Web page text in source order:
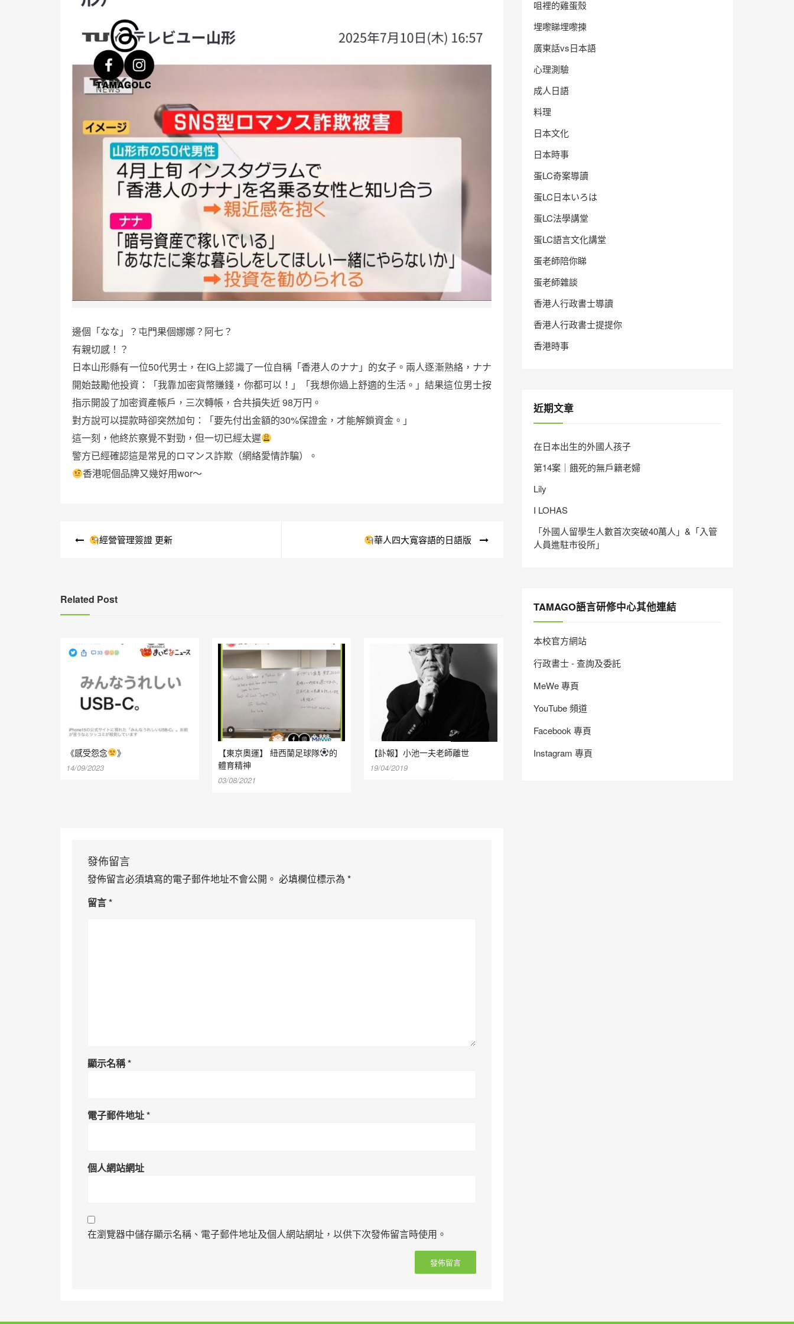
邊個「なな」？屯門果個娜娜？阿七？
有親切感！？
日本山形縣有一位50代男士，在IG上認識了一位自稱「香港人のナナ」的女子。兩人逐漸熟絡，ナナ
開始鼓勵他投資：「我靠加密貨幣賺錢，你都可以！」「我想你過上舒適的生活。」結果這位男士按
指示開設了加密資產帳戶，三次轉帳，合共損失近 98万円。
對方說可以提款時卻突然加句：「要先付出金額的30%保證金，才能解鎖資金。」
這一刻，他終於察覺不對勁，但一切已經太遲
警方已經確認這是常見的ロマンス詐欺（網絡愛情詐騙）。
香港呢個品牌又幾好用wor～
經營管理簽證 更新 華人四大寬容語的日語版
Related Post
《感受怨念 》
14/09/2023
【東京奧運】 紐西蘭足球隊
的
體育精神
03/08/2021
【訃報】小池一夫老師離世
19/04/2019
發佈留言
發佈留言必須填寫的電子郵件地址不會公開。 必填欄位標示為 *
留言*
顯示名稱*
電子郵件地址*
個人網站網址
在瀏覽器中儲存顯示名稱、電子郵件地址及個人網站網址，以供下次發佈留言時使用。
咀裡的雞蛋殼
埋嚟睇埋嚟揀
廣東話vs日本語
心理測驗
成人日語
料理
日本文化
日本時事
蛋LC奇案導讀
蛋LC日本いろは
蛋LC法學講堂
蛋LC語言文化講堂
蛋老師陪你睇
蛋老師雜談
香港人行政書士導讀
香港人行政書士提提你
香港時事
近期文章
在日本出生的外國人孩子
第14案｜餓死的無戶籍老婦
Lily
I LOHAS
「外國人留學生人數首次突破40萬人」&「入管
人員進駐市役所」
TAMAGO語言研修中心其他連結
本校官方網站
行政書士 - 查詢及委託
MeWe 專頁
YouTube 頻道
Facebook 專頁
Instagram 專頁